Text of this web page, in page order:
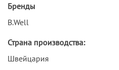
Бренды
B.Well
Страна производства:
Швейцария